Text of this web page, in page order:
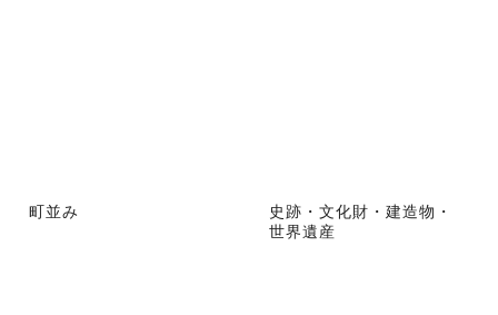
町並み
史跡・文化財・建造物・
世界遺産